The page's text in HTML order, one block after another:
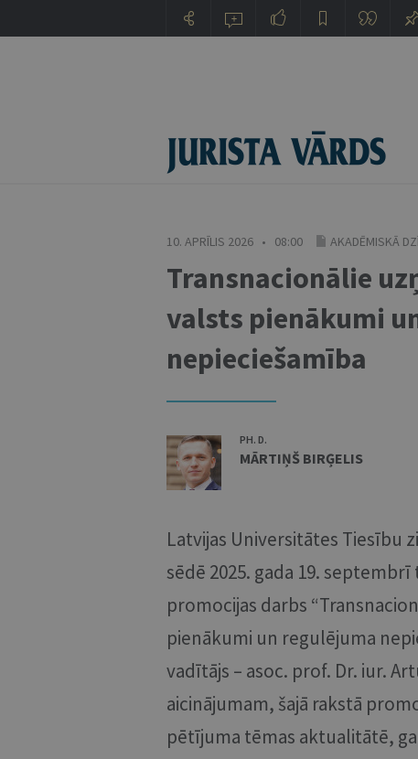
10. APRĪLIS 2026 • 08:00 AKADĒMISKĀ
Transnacionālie
valsts pienākumi
nepieciešamība
PH. D.
MĀRTIŅŠ BIRĢELIS
Latvijas Universitātes Tiesību
sēdē 2025. gada 19.
promocijas darbs
pienākumi un regulējuma
vadītājs – asoc. prof. Dr. iur.
aicinājumam, šajā rakstā
pētījuma tēmas aktualitātē,